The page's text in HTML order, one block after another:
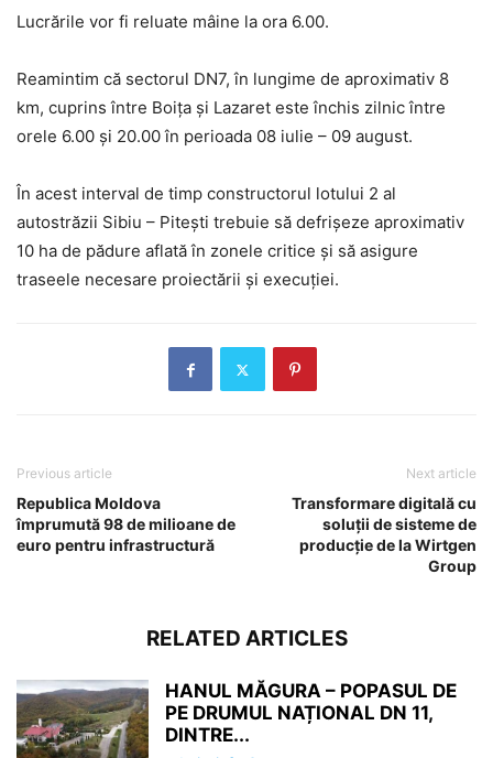
Lucrările vor fi reluate mâine la ora 6.00.
Reamintim că sectorul DN7, în lungime de aproximativ 8
km, cuprins între Boița și Lazaret este închis zilnic între
orele 6.00 și 20.00 în perioada 08 iulie – 09 august.
În acest interval de timp constructorul lotului 2 al
autostrăzii Sibiu – Pitești trebuie să defrișeze aproximativ
10 ha de pădure aflată în zonele critice și să asigure
traseele necesare proiectării și execuției.
Previous article
Republica Moldova
împrumută 98 de milioane de
euro pentru infrastructură
Next article
Transformare digitală cu
soluții de sisteme de
producție de la Wirtgen
Group
RELATED ARTICLES
HANUL MĂGURA – POPASUL DE
PE DRUMUL NAȚIONAL DN 11,
DINTRE...